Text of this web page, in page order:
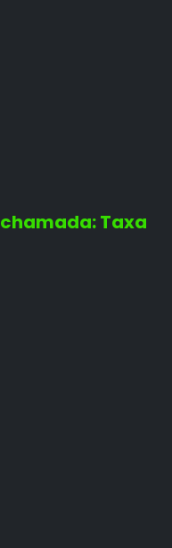
chamada: Taxa